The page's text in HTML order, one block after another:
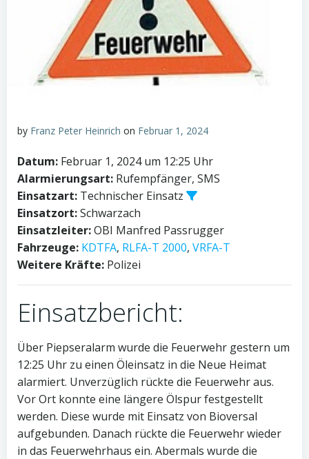
by Franz Peter Heinrich on Februar 1, 2024
Datum: Februar 1, 2024 um 12:25 Uhr
Alarmierungsart: Rufempfänger, SMS
Einsatzart: Technischer Einsatz
Einsatzort:Schwarzach
Einsatzleiter:OBI Manfred Passrugger
Fahrzeuge: KDTFA, RLFA-T 2000, VRFA-T
Weitere Kräfte: Polizei
Einsatzbericht:
Über Piepseralarm wurde die Feuerwehr gestern um
12:25 Uhr zu einen Öleinsatz in die Neue Heimat
alarmiert. Unverzüglich rückte die Feuerwehr aus.
Vor Ort konnte eine längere Ölspur festgestellt
werden. Diese wurde mit Einsatz von Bioversal
aufgebunden. Danach rückte die Feuerwehr wieder
in das Feuerwehrhaus ein. Abermals wurde die